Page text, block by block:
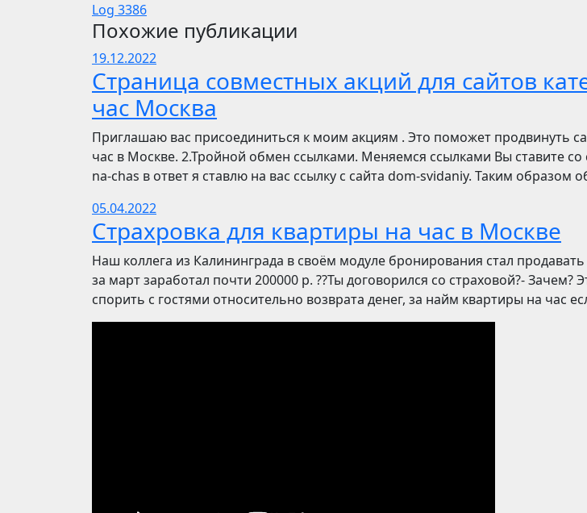
Log 3386
Похожие публикации
19.12.2022
Страница совместных акций для сайтов
час Москва
Приглашаю вас присоединиться к моим акциям . Это поможет продвинуть
час в Москве. 2.Тройной обмен ссылками. Меняемся ссылками Вы ставите со
na-chas в ответ я ставлю на вас ссылку с сайта dom-svidaniy. Таким
05.04.2022
Страхровка для квартиры на час в Москве
Наш коллега из Калининграда в своём модуле бронирования стал
за март заработал почти 200000 р. ??Ты договорился со страховой?-
спорить с гостями относительно возврата денег, за найм квартиры на час